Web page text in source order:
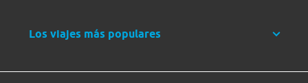
Los viajes más populares